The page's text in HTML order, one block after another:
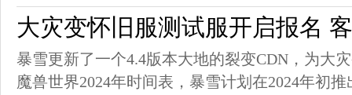
大灾变怀旧服测试服开启报名
暴雪更新了一个4.4版本大地的裂变CDN，为大
魔兽世界2024年时间表，暴雪计划在2024年初